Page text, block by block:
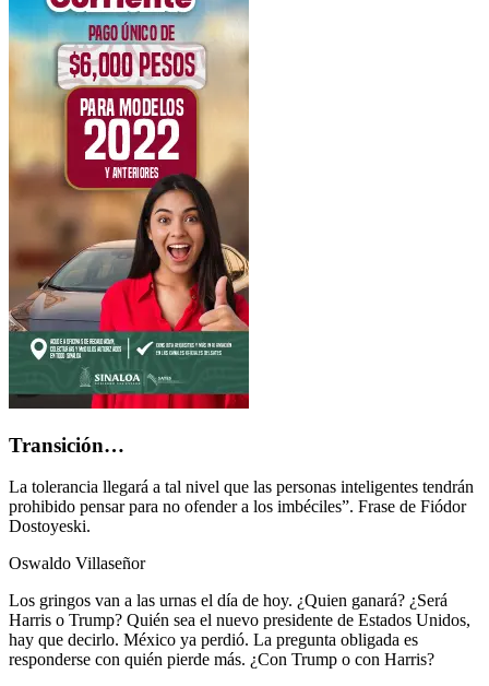
Transición…
La tolerancia llegará a tal nivel que las personas inteligentes tendrán
prohibido pensar para no ofender a los imbéciles”. Frase de Fiódor
Dostoyeski.
Oswaldo Villaseñor
Los gringos van a las urnas el día de hoy. ¿Quien ganará? ¿Será
Harris o Trump? Quién sea el nuevo presidente de Estados Unidos,
hay que decirlo. México ya perdió. La pregunta obligada es
responderse con quién pierde más. ¿Con Trump o con Harris?